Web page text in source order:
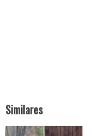
Similares